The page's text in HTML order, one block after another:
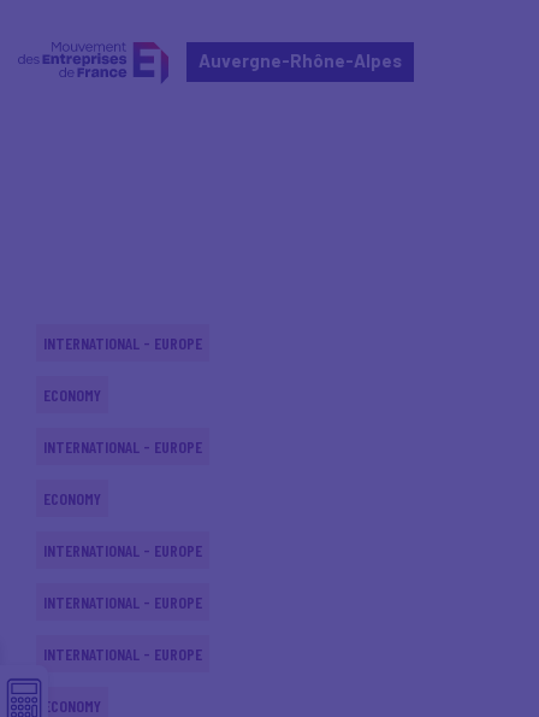
Auvergne-Rhône-Alpes
INTERNATIONAL - EUROPE
ECONOMY
INTERNATIONAL - EUROPE
ECONOMY
INTERNATIONAL - EUROPE
INTERNATIONAL - EUROPE
INTERNATIONAL - EUROPE
ECONOMY